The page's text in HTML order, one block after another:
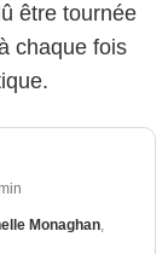
être tournée
chaque fois
Monaghan,